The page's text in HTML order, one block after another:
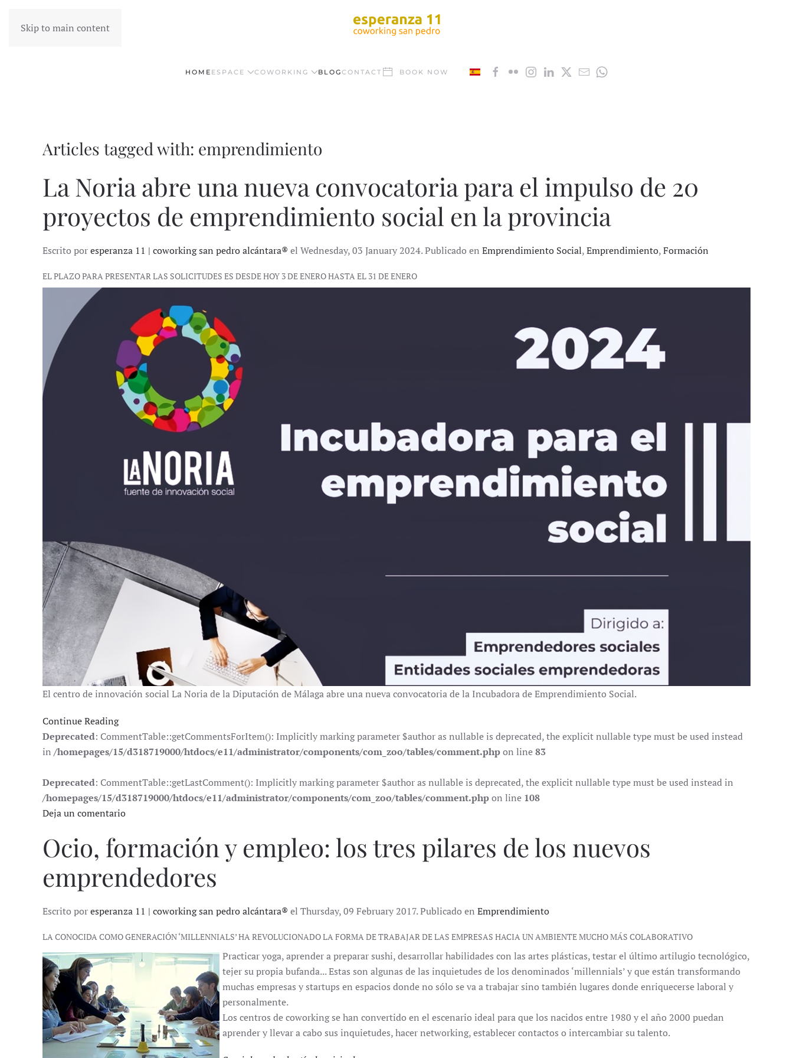
Skip to main content
HOME ESPACE COWORKING BLOGCONTACT BOOK NOW
Articles tagged with: emprendimiento
La Noria abre una nueva convocatoria para el impulso de 20
proyectos de emprendimiento social en la provincia
Escrito poresperanza 11 | coworking san pedro alcántara® el Wednesday, 03 January 2024. Publicado en Emprendimiento Social,Emprendimiento,Formación
EL PLAZO PARA PRESENTAR LAS SOLICITUDES ES DESDE HOY 3 DE ENERO HASTA EL 31 DE ENERO
El centro de innovación social La Noria de la Diputación de Málaga abre una nueva convocatoria de la Incubadora de Emprendimiento Social.
Continue Reading
Deprecated: CommentTable::getCommentsForItem(): Implicitly marking parameter $author as nullable is deprecated, the explicit nullable type must be used instead
in /homepages/15/d318719000/htdocs/e11/administrator/components/com_zoo/tables/comment.phpon line83
Deprecated: CommentTable::getLastComment(): Implicitly marking parameter $author as nullable is deprecated, the explicit nullable type must be used instead in
/homepages/15/d318719000/htdocs/e11/administrator/components/com_zoo/tables/comment.phpon line 108
Deja un comentario
Ocio, formación y empleo: los tres pilares de los nuevos
emprendedores
Escrito poresperanza 11 | coworking san pedro alcántara® el Thursday, 09 February 2017. Publicado en Emprendimiento
LA CONOCIDA COMO GENERACIÓN ‘MILLENNIALS’ HA REVOLUCIONADO LA FORMA DE TRABAJAR DE LAS EMPRESAS HACIA UN AMBIENTE MUCHO MÁS COLABORATIVO
Practicar yoga, aprender a preparar sushi, desarrollar habilidades con las artes plásticas, testar el último artilugio tecnológico,
tejer su propia bufanda... Estas son algunas de las inquietudes de los denominados ‘millennials’ y que están transformando
muchas empresas y startups en espacios donde no sólo se va a trabajar sino también lugares donde enriquecerse laboral y
personalmente.
Los centros de coworking se han convertido en el escenario ideal para que los nacidos entre 1980 y el año 2000 puedan
aprender y llevar a cabo sus inquietudes, hacer networking, establecer contactos o intercambiar su talento.